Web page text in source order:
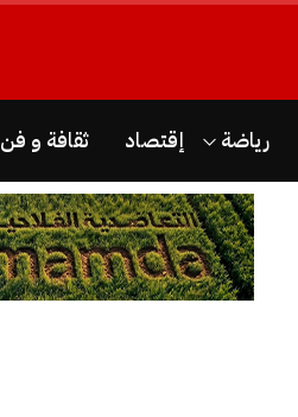
رياضة إقتصاد ثقافة و فن